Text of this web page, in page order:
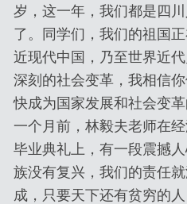
岁，这一年，我们都是四
了。同学们，我们的祖国
近现代中国，乃至世界近
深刻的社会变革，我相信
快成为国家发展和社会变
一个月前，林毅夫老师在
毕业典礼上，有一段震撼
族没有复兴，我们的责任
成，只要天下还有贫穷的